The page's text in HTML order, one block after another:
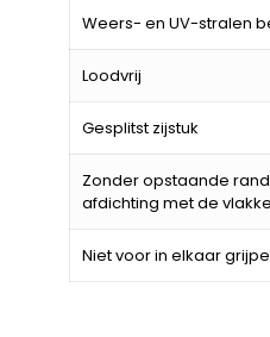
Weers- en UV-stralen
Loodvrij
Gesplitst zijstuk
Zonder opstaande
afdichting met de
Niet voor in elkaar